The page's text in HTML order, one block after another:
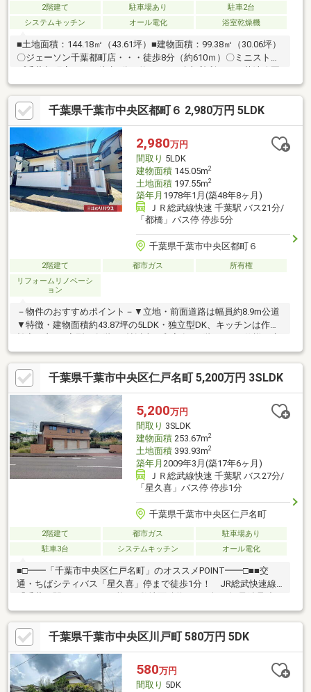
2階建て 駐車場あり
駐車2台
システムキッチン
オール電化 浴室乾燥機
■土地面積：144.18㎡（43.61坪）■建物面積：99.38㎡（30.06坪）
〇ジェーソン千葉都町店・・・徒歩8分（約610ｍ）〇ミニストッ
丘遊具広場・・・徒歩3分（約230ｍ）〇千葉市立都小学校・・・
徒歩13分（約1010ｍ）〇千葉市立加曽利中学校・・・徒歩7分
（約490ｍ）その他法令上の制限：がけ条例
千葉県千葉市中央区都町６ 2,980万円 5LDK
2,980万円
間取り 5LDK
建物面積145.05m2
土地面積197.55m2
築年月 1978年1月(築48年8ヶ月)
ＪＲ総武線快速 千葉駅 バス21分/
「都橋」バス停 停歩5分
千葉県千葉市中央区都町６
2階建て 都市ガス
所有権
リフォームリノベーシ
ョン
－物件のおすすめポイント－▼立地・前面道路は幅員約8.9m公道
▼特徴・建物面積約43.87坪の5LDK・独立型DK、キッチンは作業
の間・広縁付・随所に収納を確保・枯山水の意匠が施された坪
庭・駐車1台可(車種による)▼2023年10月～2024年2月内外装リフ
ォーム済【交換】キッチンシンク・水栓、レンジフード、シャッ
ター 等【張替】フローリング、クロス 等【その他】外壁塗装、屋
根一部修繕 他■ ご希望の住まい探しをお手伝いします
━━━━━・・・物件の詳細・ご相談はお気軽にお問い合わせく
ださい。
千葉県千葉市中央区仁戸名町 5,200万円 3SLDK
5,200万円
間取り 3SLDK
建物面積253.67m2
土地面積393.93m2
築年月 2009年3月(築17年6ヶ月)
ＪＲ総武線快速 千葉駅 バス27分/
「星久喜」バス停 停歩1分
千葉県千葉市中央区仁戸名町
2階建て 都市ガス
駐車場あり
駐車3台
システムキッチン オール電化
■□━━「千葉市中央区仁戸名町」のオススメPOINT━━□■■交
通・ちばシティバス「星久喜」停まで徒歩1分！ JR総武快速線
「千葉」駅へアクセス可能。■敷地面積約119.16坪！軽量鉄骨造2
階建住宅。■ビルトインガレージに3台、カースペースに3台の合
計6台駐車可能(車種による)。■居住スペースは2階に配されている
ため、外からの視線などを気にせず過ごせます。■全居室8帖以上
のゆとりある広さ！■約18.0帖の倉庫のほか、WIC×2や物入など豊
富な収納も魅力です。 倉庫は作業スペースなど、多目的スペー
スとしても◎■周辺環境・仁戸名小学校まで徒歩8分(約600m)・ミ
ニストップ千葉仁戸名店まで徒歩3分(約250m)
千葉県千葉市中央区川戸町 580万円 5DK
580万円
間取り 5DK